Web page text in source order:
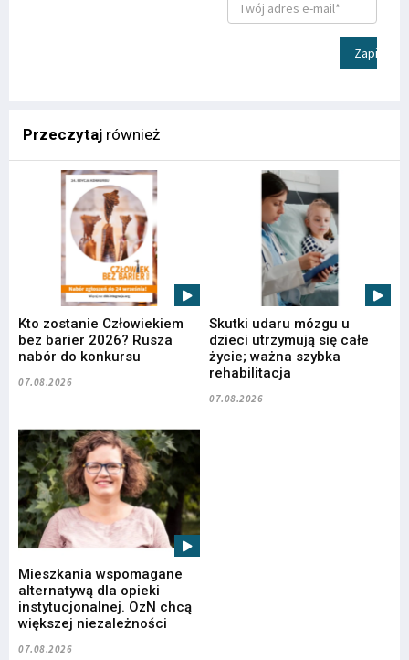
Zapisz
Przeczytaj również
Kto zostanie Człowiekiem
bez barier 2026? Rusza
nabór do konkursu
07.08.2026
Skutki udaru mózgu u
dzieci utrzymują się całe
życie; ważna szybka
rehabilitacja
07.08.2026
Mieszkania wspomagane
alternatywą dla opieki
instytucjonalnej. OzN chcą
większej niezależności
07.08.2026